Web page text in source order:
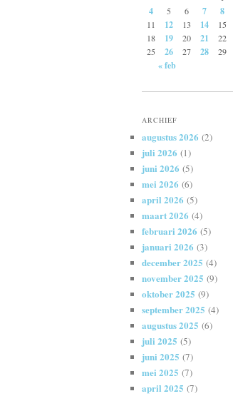
4 5 6 7 8
11 12 13 14 15
18
19 20 21 22
25 26 27 28 29
« feb
ARCHIEF
augustus 2026 (2)
juli 2026 (1)
juni 2026 (5)
mei 2026 (6)
april 2026 (5)
maart 2026 (4)
februari 2026 (5)
januari 2026 (3)
december 2025 (4)
november 2025 (9)
oktober 2025 (9)
september 2025 (4)
augustus 2025 (6)
juli 2025 (5)
juni 2025 (7)
mei 2025 (7)
april 2025 (7)